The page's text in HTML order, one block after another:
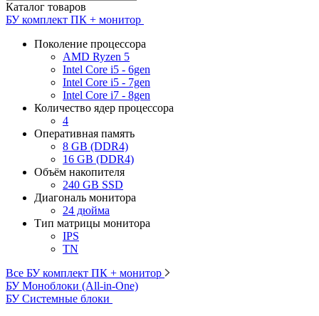
Каталог товаров
БУ комплект ПК + монитор
Поколение процессора
AMD Ryzen 5
Intel Core i5 - 6gen
Intel Core i5 - 7gen
Intel Core i7 - 8gen
Количество ядер процессора
4
Оперативная память
8 GB (DDR4)
16 GB (DDR4)
Объём накопителя
240 GB SSD
Диагональ монитора
24 дюйма
Тип матрицы монитора
IPS
TN
Все БУ комплект ПК + монитор
БУ Моноблоки (All-in-One)
БУ Системные блоки